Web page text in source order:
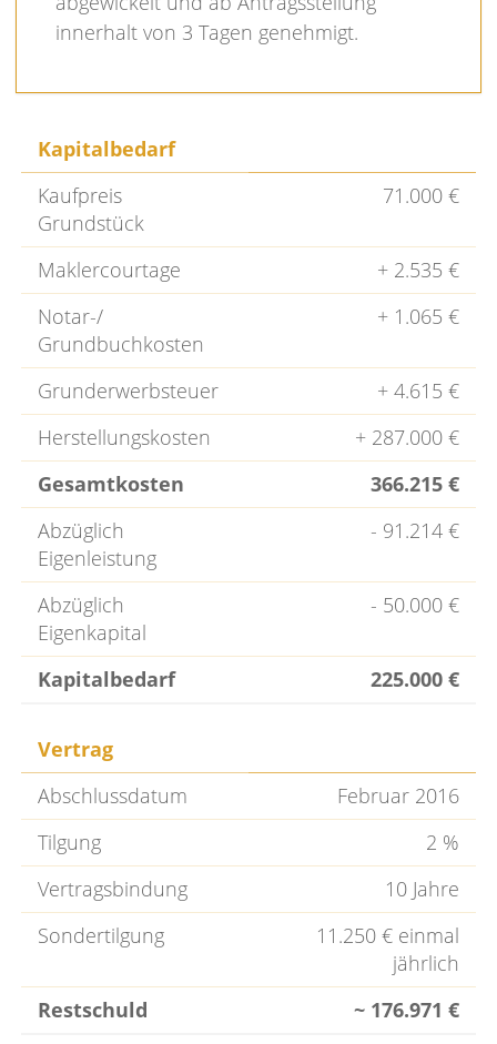
innerhalt von 3 Tagen genehmigt.
Kapitalbedarf
Kaufpreis
Grundstück
71.000 €
Maklercourtage
+ 2.535 €
Notar-/
Grundbuchkosten
+ 1.065 €
Grunderwerbsteuer
+ 4.615 €
Herstellungskosten
+ 287.000 €
Gesamtkosten
366.215 €
Abzüglich
Eigenleistung
- 91.214 €
Abzüglich
Eigenkapital
- 50.000 €
Kapitalbedarf 225.000 €
Vertrag
Abschlussdatum
Februar 2016
Tilgung
2 %
Vertragsbindung
10 Jahre
Sondertilgung
11.250 € einmal
jährlich
Restschuld
~ 176.971 €